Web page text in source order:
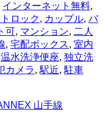
インターネット無料,
ロック, カップル, バ
可, マンション, 二人
, 宅配ボックス, 室内
温水洗浄便座, 独立洗
カメラ,駅近,駐車
山手線